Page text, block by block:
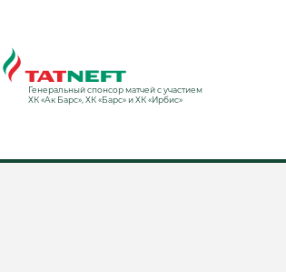
Генеральный спонсор матчей с участием
ХК «Ак Барс», ХК «Барс» и ХК «Ирбис»